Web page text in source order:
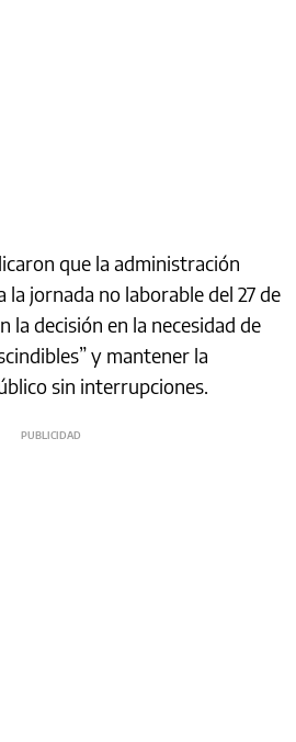
que la administración
la jornada no laborable del 27 de
decisión en la necesidad de
y mantener la
sin interrupciones.